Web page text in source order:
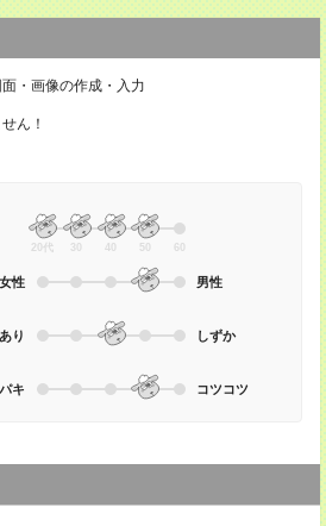
・画像の作成・入力
ん！
20代 30 40 50 60
女性 男性
り しずか
キ コツコツ